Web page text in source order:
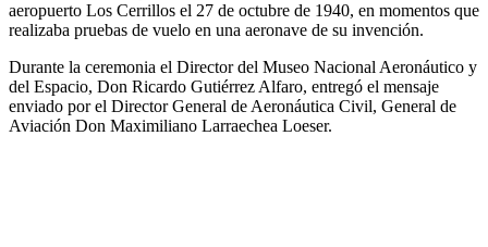
aeropuerto Los Cerrillos el 27 de octubre de 1940, en momentos que
realizaba pruebas de vuelo en una aeronave de su invención.
Durante la ceremonia el Director del Museo Nacional Aeronáutico y
del Espacio, Don Ricardo Gutiérrez Alfaro, entregó el mensaje
enviado por el Director General de Aeronáutica Civil, General de
Aviación Don Maximiliano Larraechea Loeser.